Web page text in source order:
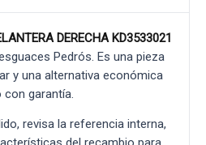
DERECHA KD3533021
Pedrós. Es una pieza
y una alternativa económica
con garantía.
revisa la referencia interna,